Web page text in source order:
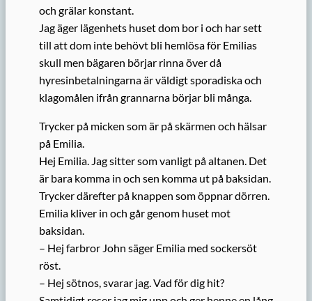
och grälar konstant.
Jag äger lägenhets huset dom bor i och har sett
till att dom inte behövt bli hemlösa för Emilias
skull men bägaren börjar rinna över då
hyresinbetalningarna är väldigt sporadiska och
klagomålen ifrån grannarna börjar bli många.
Trycker på micken som är på skärmen och hälsar
på Emilia.
Hej Emilia. Jag sitter som vanligt på altanen. Det
är bara komma in och sen komma ut på baksidan.
Trycker därefter på knappen som öppnar dörren.
Emilia kliver in och går genom huset mot
baksidan.
– Hej farbror John säger Emilia med sockersöt
röst.
– Hej sötnos, svarar jag. Vad för dig hit?